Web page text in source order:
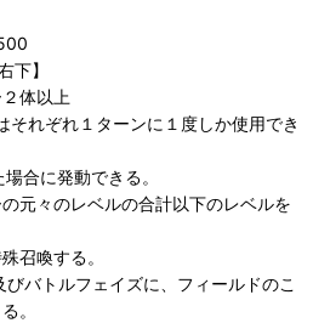
下】
体以上
それぞれ１ターンに１度しか使用でき
合に発動できる。
元々のレベルの合計以下のレベルを
召喚する。
バトルフェイズに、フィールドのこ
。